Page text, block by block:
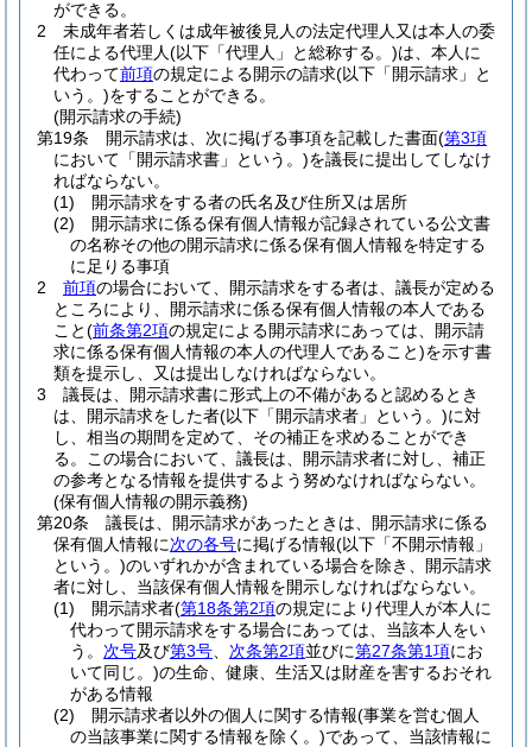
ができる。
2
未成年者若しくは成年被後見人の法定代理人又は本人の委
任による代理人(以下「代理人」と総称する。)は、本人に
代わって前項の規定による開示の請求(以下「開示請求」と
いう。)をすることができる。
(開示請求の手続)
第19条
開示請求は、次に掲げる事項を記載した書面(第3項
において「開示請求書」という。)を議長に提出してしなけ
ればならない。
(1)
開示請求をする者の氏名及び住所又は居所
(2)
開示請求に係る保有個人情報が記録されている公文書
の名称その他の開示請求に係る保有個人情報を特定する
に足りる事項
2
前項の場合において、開示請求をする者は、議長が定める
ところにより、開示請求に係る保有個人情報の本人である
こと(前条第2項の規定による開示請求にあっては、開示請
求に係る保有個人情報の本人の代理人であること)を示す書
類を提示し、又は提出しなければならない。
3
議長は、開示請求書に形式上の不備があると認めるとき
は、開示請求をした者(以下「開示請求者」という。)に対
し、相当の期間を定めて、その補正を求めることができ
る。
この場合において、議長は、開示請求者に対し、補正
の参考となる情報を提供するよう努めなければならない。
(保有個人情報の開示義務)
第20条
議長は、開示請求があったときは、開示請求に係る
保有個人情報に次の各号に掲げる情報(以下「不開示情報」
という。)のいずれかが含まれている場合を除き、開示請求
者に対し、当該保有個人情報を開示しなければならない。
(1)
開示請求者(第18条第2項の規定により代理人が本人に
代わって開示請求をする場合にあっては、当該本人をい
う。 次号及び第3号 次条第2項並びに第27条第1項にお
いて同じ。)の生命、健康、生活又は財産を害するおそれ
がある情報
(2)
開示請求者以外の個人に関する情報(事業を営む個人
の当該事業に関する情報を除く。)であって、当該情報に